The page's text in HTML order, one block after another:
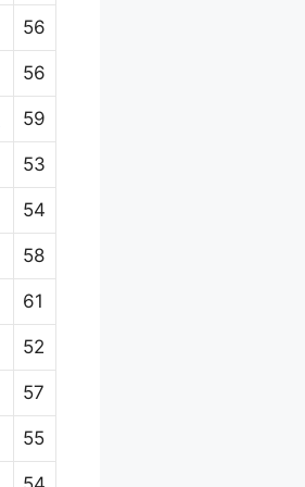
56
56
59
53
54
58
61
52
57
55